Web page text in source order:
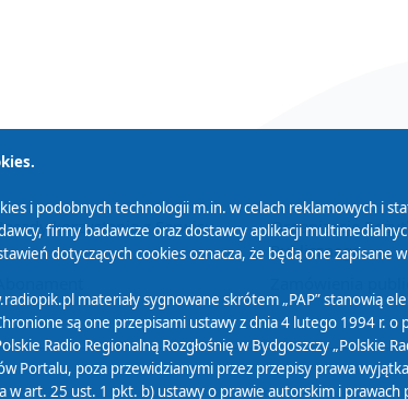
korzystania z Serwisu
Organizacje
Publicznego
i podobnych technologii m.in. w celach reklamowych i
firmy badawcze oraz dostawcy aplikacji
dotyczących cookies oznacza, że będą one zapisane
materiały sygnowane skrótem „PAP” stanowią
są one przepisami ustawy z dnia 4 lutego 1994
Radio Regionalną Rozgłośnię w Bydgoszczy
Portalu, poza przewidzianymi przez przepisy prawa
w art. 25 ust. 1 pkt. b) ustawy o prawie autorskim i